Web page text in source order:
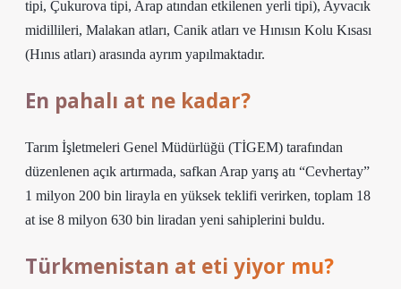
tipi, Çukurova tipi, Arap atından etkilenen yerli tipi), Ayvacık
midillileri, Malakan atları, Canik atları ve Hınısın Kolu Kısası
(Hınıs atları) arasında ayrım yapılmaktadır.
En pahalı at ne kadar?
Tarım İşletmeleri Genel Müdürlüğü (TİGEM) tarafından
düzenlenen açık artırmada, safkan Arap yarış atı “Cevhertay”
1 milyon 200 bin lirayla en yüksek teklifi verirken, toplam 18
at ise 8 milyon 630 bin liradan yeni sahiplerini buldu.
Türkmenistan at eti yiyor mu?